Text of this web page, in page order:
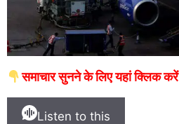
समाचार सुनने के लिए यहां क्लिक करें
Listen to this